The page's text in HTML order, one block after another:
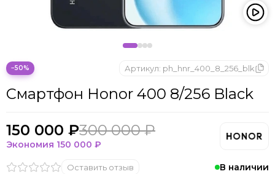
−50%
В наличии
Смартфон Honor 400 8/256 Black
Артикул: ph_hnr_400_8_256_blk
Оставить отзыв
150 000 ₽300 000 ₽
Экономия 150 000 ₽